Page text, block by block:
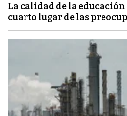
La calidad de la
cuarto lugar de las